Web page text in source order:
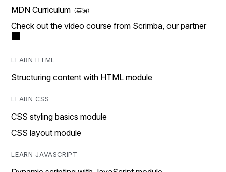
MDN Curriculum
Check out the video course from Scrimba, our partner
LEARN HTML
Structuring content with HTML module
LEARN CSS
CSS styling basics module
CSS layout module
LEARN JAVASCRIPT